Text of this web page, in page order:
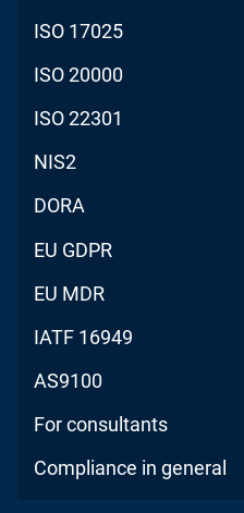
ISO 17025
ISO 20000
ISO 22301
NIS2
DORA
EU GDPR
EU MDR
IATF 16949
AS9100
For consultants
Compliance in general